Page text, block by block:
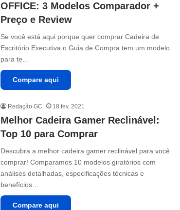
OFFICE: 3 Modelos Comparador +
Preço e Review
Se você está aqui porque quer comprar Cadeira de
Escritório Executiva o Guia de Compra tem um modelo
para te…
Compare aqui
Redação GC 18 fev, 2021
Melhor Cadeira Gamer Reclinável:
Top 10 para Comprar
Descubra a melhor cadeira gamer reclinável para você
comprar! Comparamos 10 modelos giratórios com
análises detalhadas, especificações técnicas e
benefícios…
Compare aqui